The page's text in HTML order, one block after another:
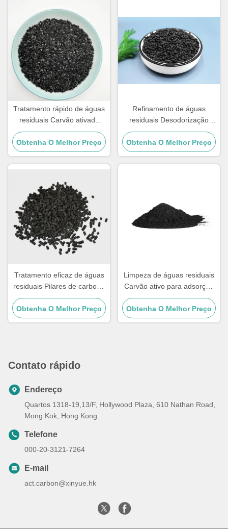
Tratamento rápido de águas
residuais Carvão ativado
Madeira crua Carvão ativado
em pó
Obtenha O Melhor Preço
Refinamento de águas
residuais Desodorização
Pelotas de carvão ativado a
granel
Obtenha O Melhor Preço
Tratamento eficaz de águas
residuais Pilares de carbono
ativado Madeira para
descoloração
Obtenha O Melhor Preço
Limpeza de águas residuais
Carvão ativo para adsorção
de gases perigosos
Obtenha O Melhor Preço
Contato rápido
Endereço
Quartos 1318-19,13/F, Hollywood Plaza, 610 Nathan Road,
Mong Kok, Hong Kong.
Telefone
000-20-3121-7264
E-mail
act.carbon@xinyue.hk